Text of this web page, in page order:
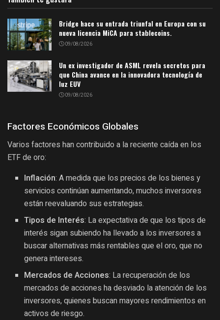
Bridge hace su entrada triunfal en Europa con su
nueva licencia MiCA para stablecoins.
09/08/2026
Un ex investigador de ASML revela secretos para
que China avance en la innovadora tecnología de
luz EUV
09/08/2026
Factores Económicos Globales
Varios factores han contribuido a la reciente caída en los
ETF de oro:
Inflación: A medida que los precios de los bienes y
servicios continúan aumentando, muchos inversores
están reevaluando sus estrategias.
Tipos de Interés: La expectativa de que los tipos de
interés sigan subiendo ha llevado a los inversores a
buscar alternativas más rentables que el oro, que no
genera intereses.
Mercados de Acciones: La recuperación de los
mercados de acciones ha desviado la atención de los
inversores, quienes buscan mayores rendimientos en
activos de riesgo.